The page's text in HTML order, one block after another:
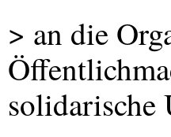
> an die
solidarische